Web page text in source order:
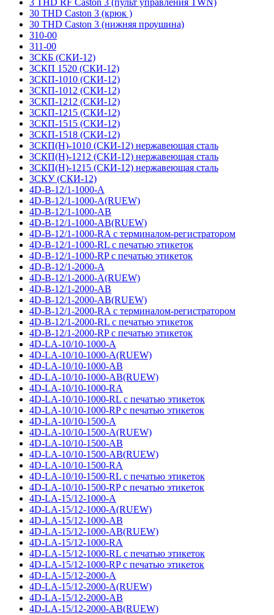
3 THD RF Caston 3 (пульт управления TWN)
30 THD Caston 3 (крюк )
30 THD Caston 3 (нижняя проушина)
310-00
311-00
3СКБ (СКИ-12)
3СКП 1520 (СКИ-12)
3СКП-1010 (СКИ-12)
3СКП-1012 (СКИ-12)
3СКП-1212 (СКИ-12)
3СКП-1215 (СКИ-12)
3СКП-1515 (СКИ-12)
3СКП-1518 (СКИ-12)
3СКП(Н)-1010 (СКИ-12) нержавеющая сталь
3СКП(Н)-1212 (СКИ-12) нержавеющая сталь
3СКП(Н)-1215 (СКИ-12) нержавеющая сталь
3СКУ (СКИ-12)
4D-B-12/1-1000-A
4D-B-12/1-1000-A(RUEW)
4D-B-12/1-1000-AB
4D-B-12/1-1000-AB(RUEW)
4D-B-12/1-1000-RA с терминалом-регистратором
4D-B-12/1-1000-RL с печатью этикеток
4D-B-12/1-1000-RP с печатью этикеток
4D-B-12/1-2000-A
4D-B-12/1-2000-A(RUEW)
4D-B-12/1-2000-AB
4D-B-12/1-2000-AB(RUEW)
4D-B-12/1-2000-RA с терминалом-регистратором
4D-B-12/1-2000-RL с печатью этикеток
4D-B-12/1-2000-RP с печатью этикеток
4D-LA-10/10-1000-A
4D-LA-10/10-1000-A(RUEW)
4D-LA-10/10-1000-AB
4D-LA-10/10-1000-AB(RUEW)
4D-LA-10/10-1000-RA
4D-LA-10/10-1000-RL с печатью этикеток
4D-LA-10/10-1000-RP с печатью этикеток
4D-LA-10/10-1500-A
4D-LA-10/10-1500-A(RUEW)
4D-LA-10/10-1500-AB
4D-LA-10/10-1500-AB(RUEW)
4D-LA-10/10-1500-RA
4D-LA-10/10-1500-RL с печатью этикеток
4D-LA-10/10-1500-RP с печатью этикеток
4D-LA-15/12-1000-A
4D-LA-15/12-1000-A(RUEW)
4D-LA-15/12-1000-AB
4D-LA-15/12-1000-AB(RUEW)
4D-LA-15/12-1000-RA
4D-LA-15/12-1000-RL с печатью этикеток
4D-LA-15/12-1000-RP с печатью этикеток
4D-LA-15/12-2000-A
4D-LA-15/12-2000-A(RUEW)
4D-LA-15/12-2000-AB
4D-LA-15/12-2000-AB(RUEW)